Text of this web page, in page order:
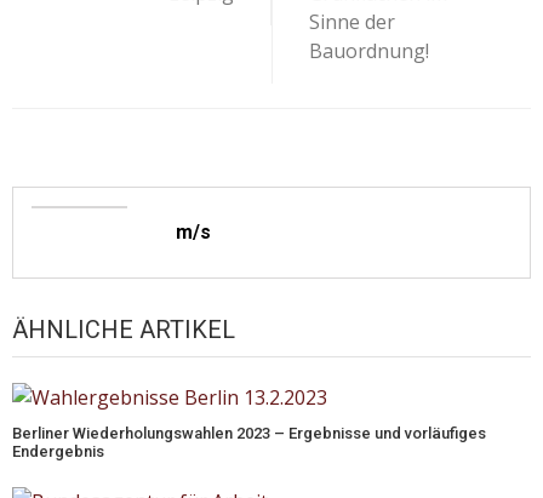
Sinne der
Bauordnung!
m/s
ÄHNLICHE ARTIKEL
Berliner Wiederholungswahlen 2023 – Ergebnisse und vorläufiges
Endergebnis